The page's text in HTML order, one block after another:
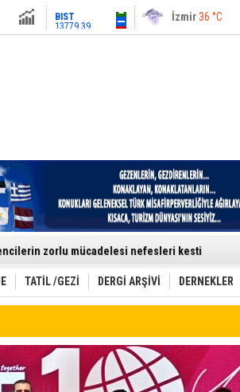
Altın6659.71 İstanbul 31 °C
Seferleri Yeniden Günde İkiye Düştü
zorlu mücadelesi nefesleri kesti
Petersburg Hattı Turizmi Hareketlendirdi
Tutkunları Kaçkar’da Buluşuyor
Teknoloji, Bilişim500’de 5 yıl üst üste zirvede
Gözdesi: Yunan Adaları
Üçüncü Uluslararası Hattını Akçay’dan
UNESCO Gastronomi Şehri Yolunda
sektörünün Çatı Kuruluşlardan İstanbul Zirvesi
Yatırımlarında Gerçek Risk: Plansızlık
İş Birliğiyle Kenya’da Güçleniyor
TATİL /GEZİ DERGİ ARŞİVİ DERNEKLER